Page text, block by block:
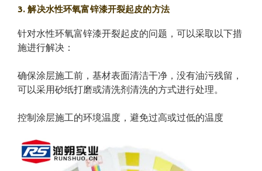
3. 解决水性环氧富锌漆开裂起皮的方法
针对水性环氧富锌漆开裂起皮的问题，可以采取以下措
施进行解决：
确保涂层施工前，基材表面清洁干净，没有油污残留，
可以采用砂纸打磨或清洗剂清洗的方式进行处理。
控制涂层施工的环境温度，避免过高或过低的温度